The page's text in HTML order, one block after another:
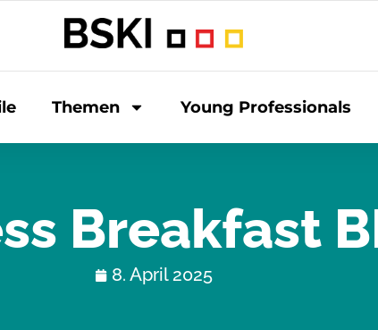
Themen Young Professionals
Breakfast
8. April 2025